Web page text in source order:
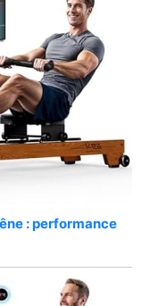
: performance